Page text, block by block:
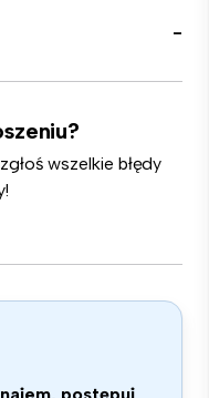
-
wszelkie błędy